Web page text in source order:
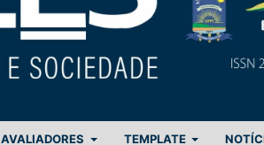
AVALIADORES TEMPLATE